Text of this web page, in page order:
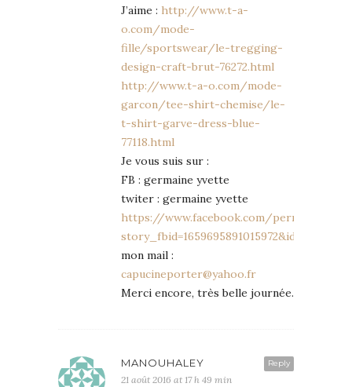
J’aime : http://www.t-a-
o.com/mode-
fille/sportswear/le-tregging-
design-craft-brut-76272.html
http://www.t-a-o.com/mode-
garcon/tee-shirt-chemise/le-
t-shirt-garve-dress-blue-
77118.html
Je vous suis sur :
FB : germaine yvette
twiter : germaine yvette
https://www.facebook.com/
mon mail :
capucineporter@yahoo.fr
Merci encore, très belle journée.
Reply
MANOUHALEY
21 août 2016 at 17 h 49 min